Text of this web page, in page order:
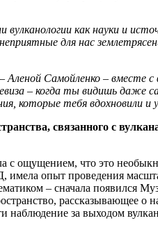
как науки и
для нас
Аленой Самойленко –
– когда ты видишь
которые тебя вдохновили
связанного с
с ощущением, что это
имела опыт проведения
– сначала появился
рассказывающее
за выходом